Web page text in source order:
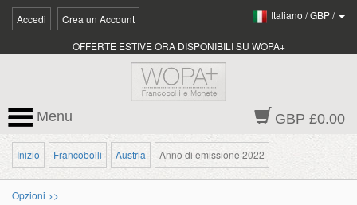
Accedi Crea un Account Italiano /GBP/
OFFERTE ESTIVE ORA DISPONIBILI SU WOPA+
GBP £0.00
Menu
Inizio Francobolli Austria Anno di emissione 2022
Opzioni >>